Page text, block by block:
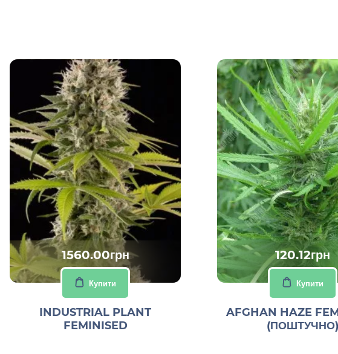
1560.00грн
Купити
INDUSTRIAL PLANT
FEMINISED
120.12грн
Купити
AFGHAN HAZE
(ПОШТУЧНО)